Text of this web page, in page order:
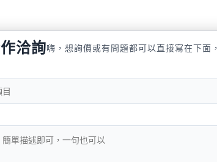
洽詢嗨，想詢價或有問題都可以直接寫在下